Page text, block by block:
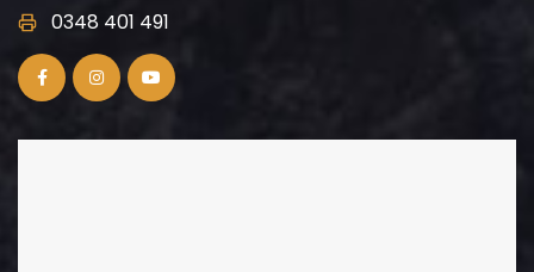
0348 401 491